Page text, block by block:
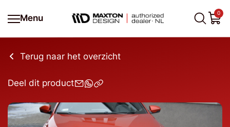
Menu
0
Terug naar het overzicht
Deel dit product